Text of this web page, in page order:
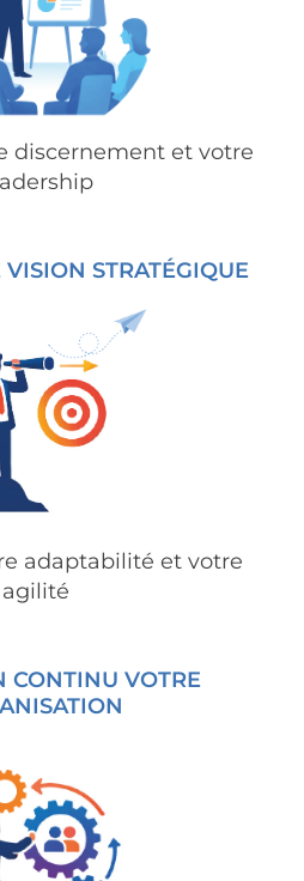
discernement et votre
STRATÉGIQUE
adaptabilité et votre
agilité
CONTINU VOTRE